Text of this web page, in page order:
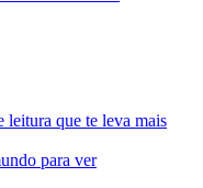
leitura que te leva mais
para ver